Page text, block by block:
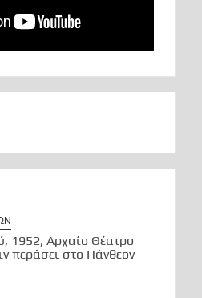
1952, Αρχαίο Θέατρο
περάσει στο Πάνθεον